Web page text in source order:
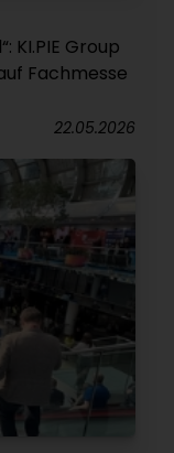
KI.PIE Group
Fachmesse
22.05.2026